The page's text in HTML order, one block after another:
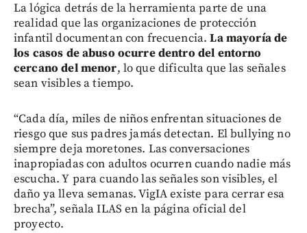
La lógica detrás de la herramienta parte de una
realidad que las organizaciones de protección
infantil documentan con frecuencia.La mayoría de
los casos de abuso ocurre dentro del entorno
cercano del menor, lo que dificulta que las señales
sean visibles a tiempo.
“Cada día, miles de niños enfrentan situaciones de
riesgo que sus padres jamás detectan. El bullying no
siempre deja moretones. Las conversaciones
inapropiadas con adultos ocurren cuando nadie más
escucha. Y para cuando las señales son visibles, el
daño ya lleva semanas. VigIA existe para cerrar esa
brecha”, señala ILAS en la página oficial del
proyecto.